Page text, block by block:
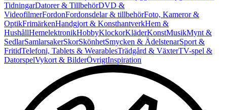
TidningarDatorer & TillbehörDVD &
VideofilmerFordonFordonsdelar & tillbehörFoto, Kameror &
OptikFrimärkenHandgjort & KonsthantverkHem &
HushållHemelektronikHobbyKlockorKläderKonstMusikMynt &
SedlarSamlarsakerSkorSkönhetSmycken & ÄdelstenarSport &
FritidTelefoni, Tablets & WearablesTrädgård & VäxterTV-spel &
DatorspelVykort & BilderÖvrigtInspiration